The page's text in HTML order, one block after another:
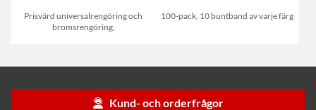
Prisvärd universalrengöring och
bromsrengöring.
100-pack, 10 buntband av varje färg
Kund- och orderfrågor